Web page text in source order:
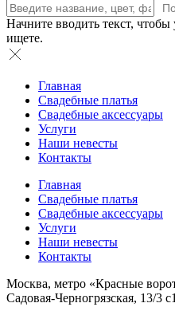
Начните вводить текст,
ищете.
Главная
Свадебные платья
Свадебные аксессуары
Услуги
Наши невесты
Контакты
Главная
Свадебные платья
Свадебные аксессуары
Услуги
Наши невесты
Контакты
Москва, метро «Красные
Садовая-Черногрязская, 13/3 с1